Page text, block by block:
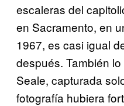
escaleras del
en Sacramento, en
1967, es casi igual
después. También
Seale, capturada
fotografía hubiera